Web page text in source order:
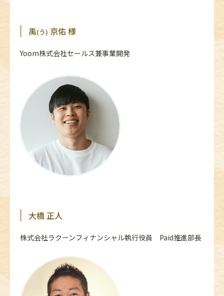
禹(う) 京佑 様
Yoom株式会社セールス兼事業開発
大橋 正人
株式会社ラクーンフィナンシャル執行役員 Paid推進部長